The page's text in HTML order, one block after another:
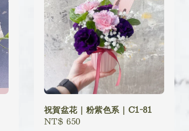
祝賀盆花｜粉紫色系｜C1-81
Regular
NT$ 650